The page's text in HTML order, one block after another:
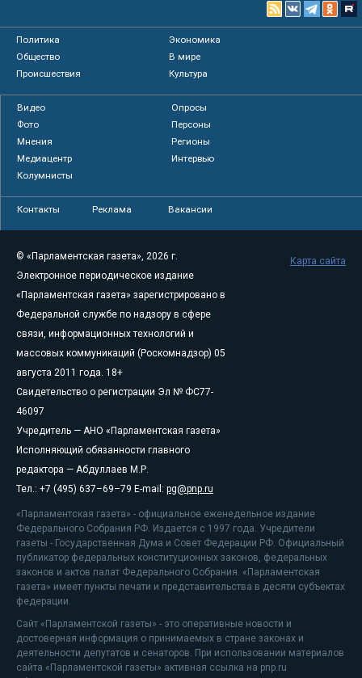
Политика
Экономика
Общество
В мире
Происшествия
Культура
Видео
Опросы
Фото
Персоны
Мнения
Регионы
Медиацентр
Интервью
Колумнисты
Контакты Реклама Вакансии
© «Парламентская газета», 2026 г.
Электронное периодическое издание
«Парламентская газета» зарегистрировано в
Федеральной службе по надзору в сфере
связи, информационных технологий и
массовых коммуникаций (Роскомнадзор) 05
августа 2011 года. 18+
Свидетельство о регистрации Эл № ФС77-
46097
Учредитель — АНО «Парламентская газета»
Исполняющий обязанности главного
редактора — Абдуллаев М.Р.
Тел.: +7 (495) 637–69–79 E-mail: pg@pnp.ru
«Парламентская газета» - официальное еженедельное издание
Федерального Собрания РФ. Издается с 1997 года. Учредители
газеты - Государственная Дума и Совет Федерации РФ. Официальный
публикатор федеральных конституционных законов, федеральных
законов и актов палат Федерального Собрания. «Парламентская
газета» имеет пункты печати и представительства в десяти субъектах
федерации.
Сайт «Парламентской газеты» - это оперативные новости и
достоверная информация о принимаемых в стране законах и
деятельности депутатов и сенаторов. При использовании материалов
сайта «Парламентской газеты» активная ссылка на pnp.ru
Карта сайта